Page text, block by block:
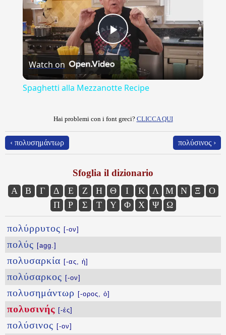
Play
Video
Watch on
Spaghetti alla Mezzanotte Recipe
Hai problemi con i font greci? CLICCA QUI
‹ πολυσημάντωρ πολύσινος ›
Sfoglia il dizionario
Α Β Γ Δ Ε Ζ Η Θ Ι Κ Λ Μ Ν Ξ
Ο
Π
Ρ Σ Τ Υ Φ Χ Ψ Ω
πολύρρυτος [-ον]
πολύς [agg.]
πολυσαρκία [-ας, ἡ]
πολύσαρκος [-ον]
πολυσημάντωρ [-ορος, ὁ]
πολυσινής [-ές]
πολύσινος [-ον]